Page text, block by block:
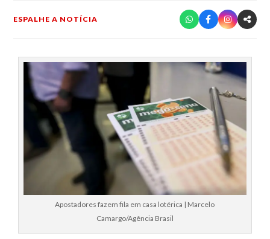
ESPALHE A NOTÍCIA
Apostadores fazem fila em casa lotérica | Marcelo
Camargo/Agência Brasil